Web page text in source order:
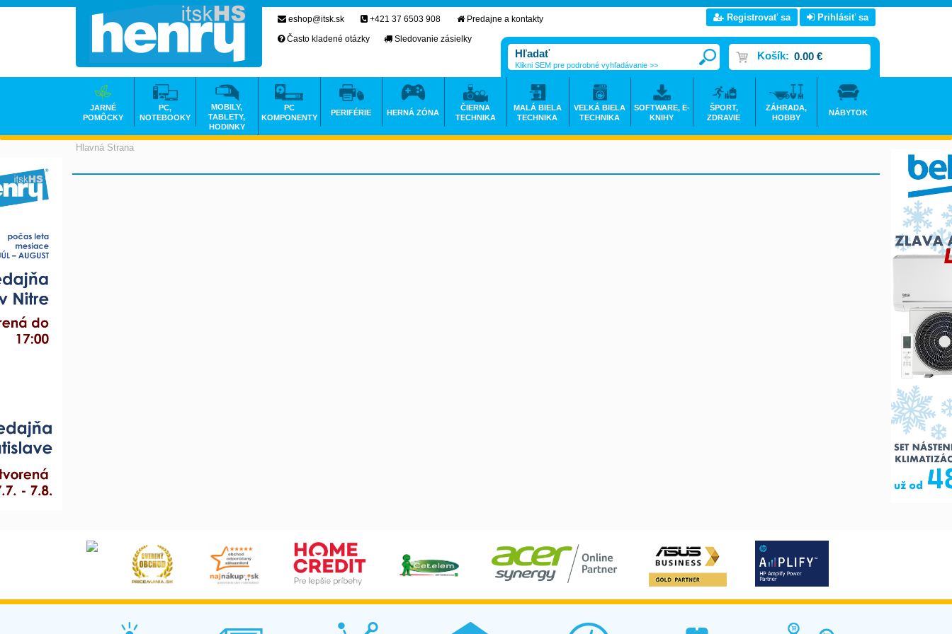
Hlavná Strana
eshop@itsk.sk +421 37 6503 908
Predajne a kontakty
Často kladené otázky
Sledovanie zásielky
Registrovať sa Prihlásiť sa
Košík: 0.00 €
Klikni SEM pre podrobné vyhľadávanie >>
JARNÉ
POMÔCKY
PC,
NOTEBOOKY
MOBILY,
TABLETY,
HODINKY
PC
KOMPONENTY
PERIFÉRIE HERNÁ ZÓNA
ČIERNA
TECHNIKA
MALÁ BIELA
TECHNIKA
VEĽKÁ BIELA
TECHNIKA
SOFTWARE, E-
KNIHY
ŠPORT,
ZDRAVIE
ZÁHRADA,
HOBBY
NÁBYTOK